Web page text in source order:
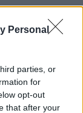
Personal
parties, or
for
opt-out
that after your